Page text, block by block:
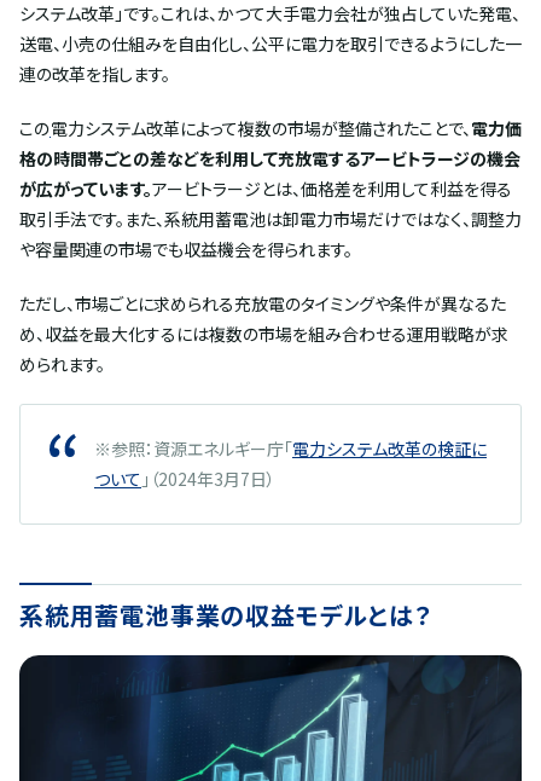
システム改革」です。これは、かつて大手電力会社が独占していた発電、
送電、小売の仕組みを自由化し、公平に電力を取引できるようにした一
連の改革を指します。
この電力システム改革によって複数の市場が整備されたことで、電力価
格の時間帯ごとの差などを利用して充放電するアービトラージの機会
が広がっています。アービトラージとは、価格差を利用して利益を得る
取引手法です。また、系統用蓄電池は卸電力市場だけではなく、調整力
や容量関連の市場でも収益機会を得られます。
ただし、市場ごとに求められる充放電のタイミングや条件が異なるた
め、収益を最大化するには複数の市場を組み合わせる運用戦略が求
められます。
※参照：資源エネルギー庁「電力システム改革の検証に
ついて 」（2024年3月7日）
系統用蓄電池事業の収益モデルとは？